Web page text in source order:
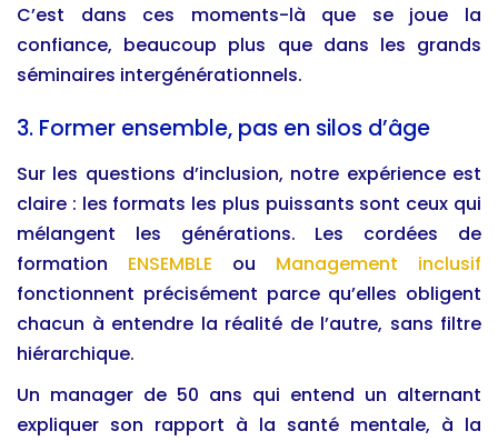
C’est dans ces moments-là que se joue la
confiance, beaucoup plus que dans les grands
séminaires intergénérationnels.
3. Former ensemble, pas en silos d’âge
Sur les questions d’inclusion, notre expérience est
claire : les formats les plus puissants sont ceux qui
mélangent les générations. Les cordées de
formation ENSEMBLE ou Management inclusif
fonctionnent précisément parce qu’elles obligent
chacun à entendre la réalité de l’autre, sans filtre
hiérarchique.
Un manager de 50 ans qui entend un alternant
expliquer son rapport à la santé mentale, à la